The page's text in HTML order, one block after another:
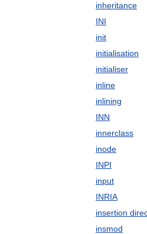
inheritance
INI
init
initialisation
initialiser
inline
inlining
INN
innerclass
inode
INPI
input
INRIA
insertion
insmod